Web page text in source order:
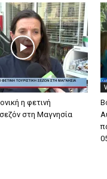
η φετινή
στη Μαγνησία